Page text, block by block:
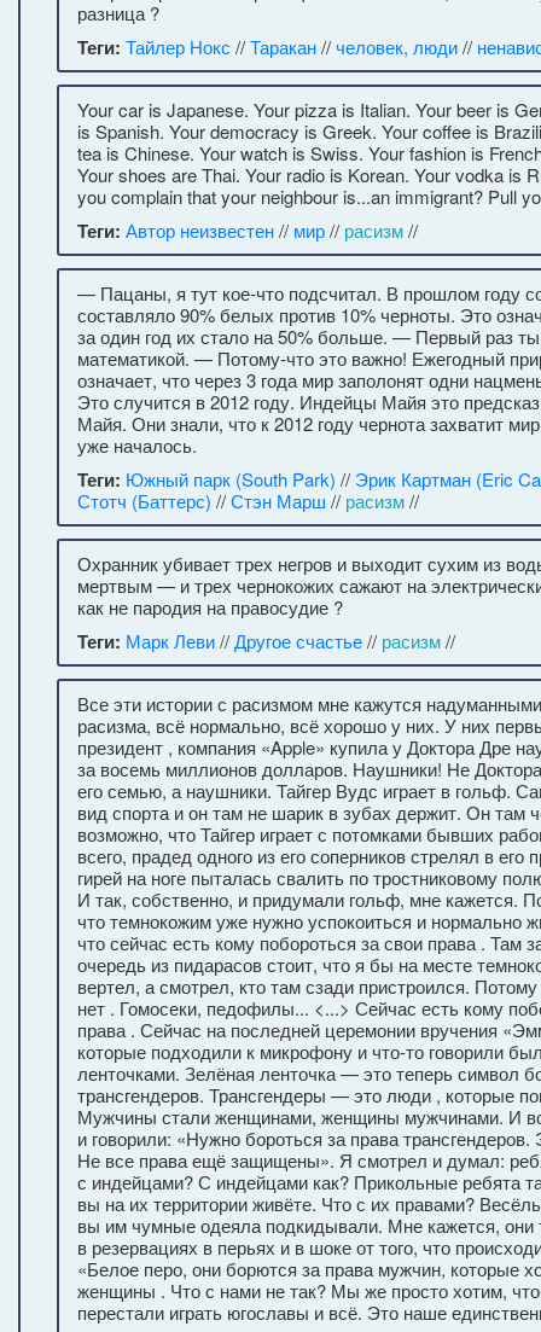
разница ?
Теги: Тайлер Нокс //Таракан//человек, люди//
Your car is Japanese. Your pizza is Italian. Your beer is
is Spanish. Your democracy is Greek. Your coffee is
tea is Chinese. Your watch is Swiss. Your fashion is
Your shoes are Thai. Your radio is Korean. Your vodka is
you complain that your neighbour is...an immigrant? Pull
Теги: Автор неизвестен// мир// расизм//
— Пацаны, я тут кое-что подсчитал. В прошлом году
составляло 90% белых против 10% черноты. Это
за один год их стало на 50% больше. — Первый раз ты
математикой. — Потому-что это важно! Ежегодный
означает, что через 3 года мир заполонят одни
Это случится в 2012 году. Индейцы Майя это
Майя. Они знали, что к 2012 году чернота захватит
уже началось.
Теги: Южный парк (South Park) // Эрик Картман (Eric
Стотч (Баттерс) //Стэн Марш // расизм//
Охранник убивает трех негров и выходит сухим из
мертвым — и трех чернокожих сажают на
как не пародия на правосудие ?
Теги: Марк Леви//Другое счастье// расизм//
Все эти истории с расизмом мне кажутся
расизма, всё нормально, всё хорошо у них. У них
президент , компания «Apple» купила у Доктора Дре
за восемь миллионов долларов. Наушники! Не
его семью, а наушники. Тайгер Вудс играет в гольф.
вид спорта и он там не шарик в зубах держит. Он там
возможно, что Тайгер играет с потомками бывших
всего, прадед одного из его соперников стрелял в его
гирей на ноге пыталась свалить по тростниковому
И так, собственно, и придумали гольф, мне кажется.
что темнокожим уже нужно успокоиться и нормально
что сейчас есть кому побороться за свои права . Там
очередь из пидарасов стоит, что я бы на месте
вертел, а смотрел, кто там сзади пристроился. Потому
нет . Гомосеки, педофилы... <...> Сейчас есть кому
права . Сейчас на последней церемонии вручения
которые подходили к микрофону и что-то говорили
ленточками. Зелёная ленточка — это теперь символ
трансгендеров. Трансгендеры — это люди , которые
Мужчины стали женщинами, женщины мужчинами. И
и говорили: «Нужно бороться за права
Не все права ещё защищены». Я смотрел и думал:
с индейцами? С индейцами как? Прикольные ребята
вы на их территории живёте. Что с их правами?
вы им чумные одеяла подкидывали. Мне кажется, они
в резервациях в перьях и в шоке от того, что
«Белое перо, они борются за права мужчин, которые
женщины . Что с нами не так? Мы же просто хотим,
перестали играть югославы и всё. Это наше